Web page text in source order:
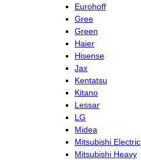
Eurohoff
Gree
Green
Haier
Hisense
Jax
Kentatsu
Kitano
Lessar
LG
Midea
Mitsubishi Electric
Mitsubishi Heavy